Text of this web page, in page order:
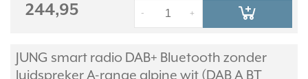
244,95 +
-
JUNG smart radio DAB+ Bluetooth zonder